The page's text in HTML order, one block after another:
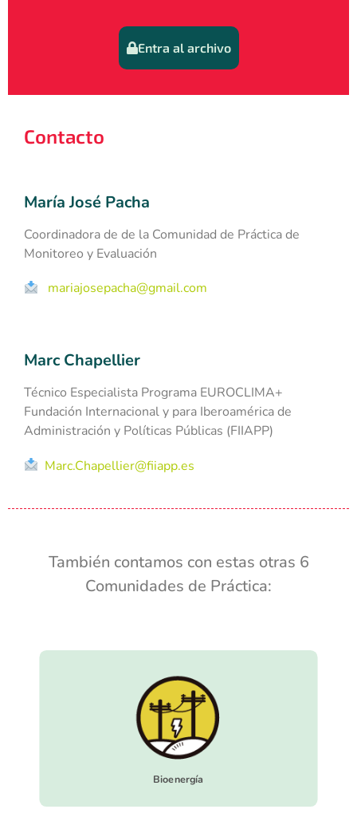
Entra al archivo
Contacto
María José Pacha
Coordinadora de de la Comunidad de Práctica de
Monitoreo y Evaluación
mariajosepacha@gmail.com
Marc Chapellier
Técnico Especialista Programa EUROCLIMA+
Fundación Internacional y para Iberoamérica de
Administración y Políticas Públicas (FIIAPP)
Marc.Chapellier@fiiapp.es
También contamos con estas otras 6
Comunidades de Práctica:
Bioenergía